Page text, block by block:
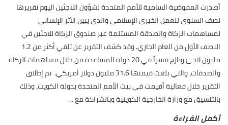
أصدرت المفوضية السامية للأمم المتحدة لشؤون اللاجئين اليوم تقريرها
نصف السنوي للعمل الخيري الإسلامي والذي يبين الأثر الإنساني
لمساهمات الزكاة والصدقة المستلمة عبر صندوق الزكاة للاجئين في
النصف الأول من العام الجاري. وقد كشف التقرير عن تلقي أكثر من 1.2
مليون لاجئ ونازح قسراً في 20 دولة المساعدة من خلال مساهمات الزكاة
والصدقات، والتي بلغت قيمتها 31.6 مليون دولار أمريكي. تم إطلاق
التقرير خلال فعالية أقيمت في بيت الأمم المتحدة بدولة الكويت، وذلك
بالتنسيق مع وزارة الخارجية الكويتية وبالشراكة مع…